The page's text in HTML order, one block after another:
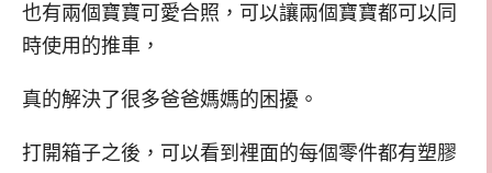
也有兩個寶寶可愛合照，可以讓兩個寶寶都可以同
時使用的推車，
真的解決了很多爸爸媽媽的困擾。
打開箱子之後，可以看到裡面的每個零件都有塑膠